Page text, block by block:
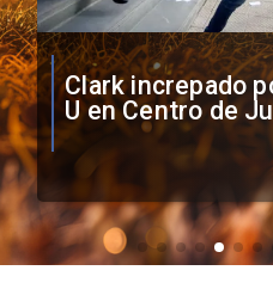
Vozinha firma
Colo como